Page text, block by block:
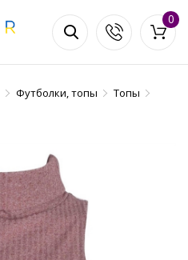
0
Футболки, топы
Топы